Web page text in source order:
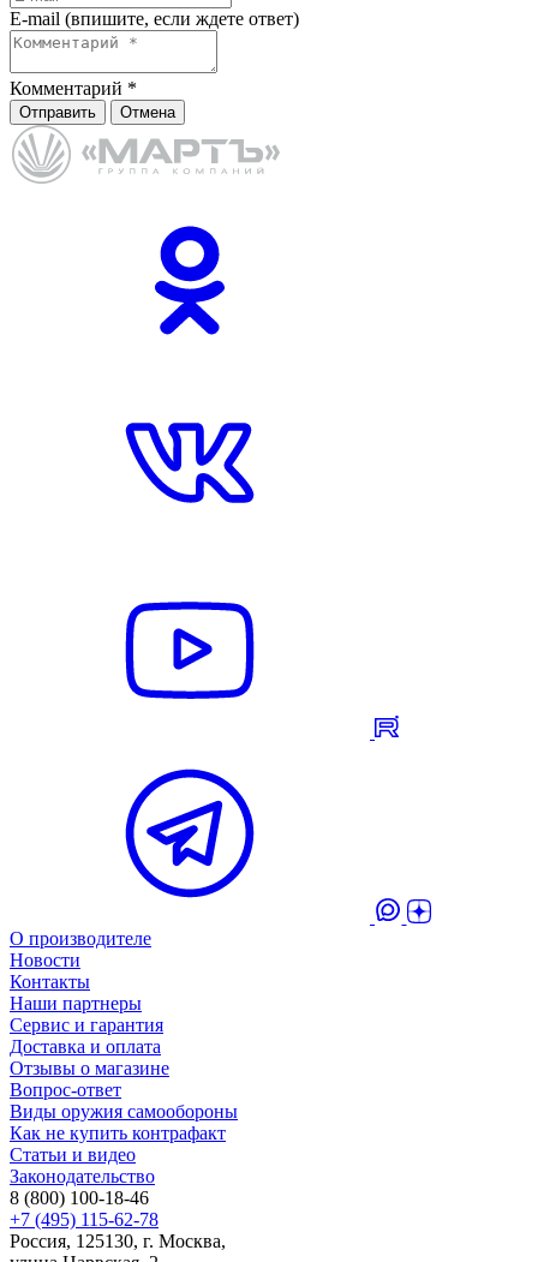
E-mail (впишите, если ждете ответ)
Комментарий *
Отправить Отмена
О производителе
Новости
Контакты
Наши партнеры
Сервис и гарантия
Доставка и оплата
Отзывы о магазине
Вопрос-ответ
Виды оружия самообороны
Как не купить контрафакт
Статьи и видео
Законодательство
8 (800) 100-18-46
+7 (495) 115-62-78
Россия, 125130, г. Москва,